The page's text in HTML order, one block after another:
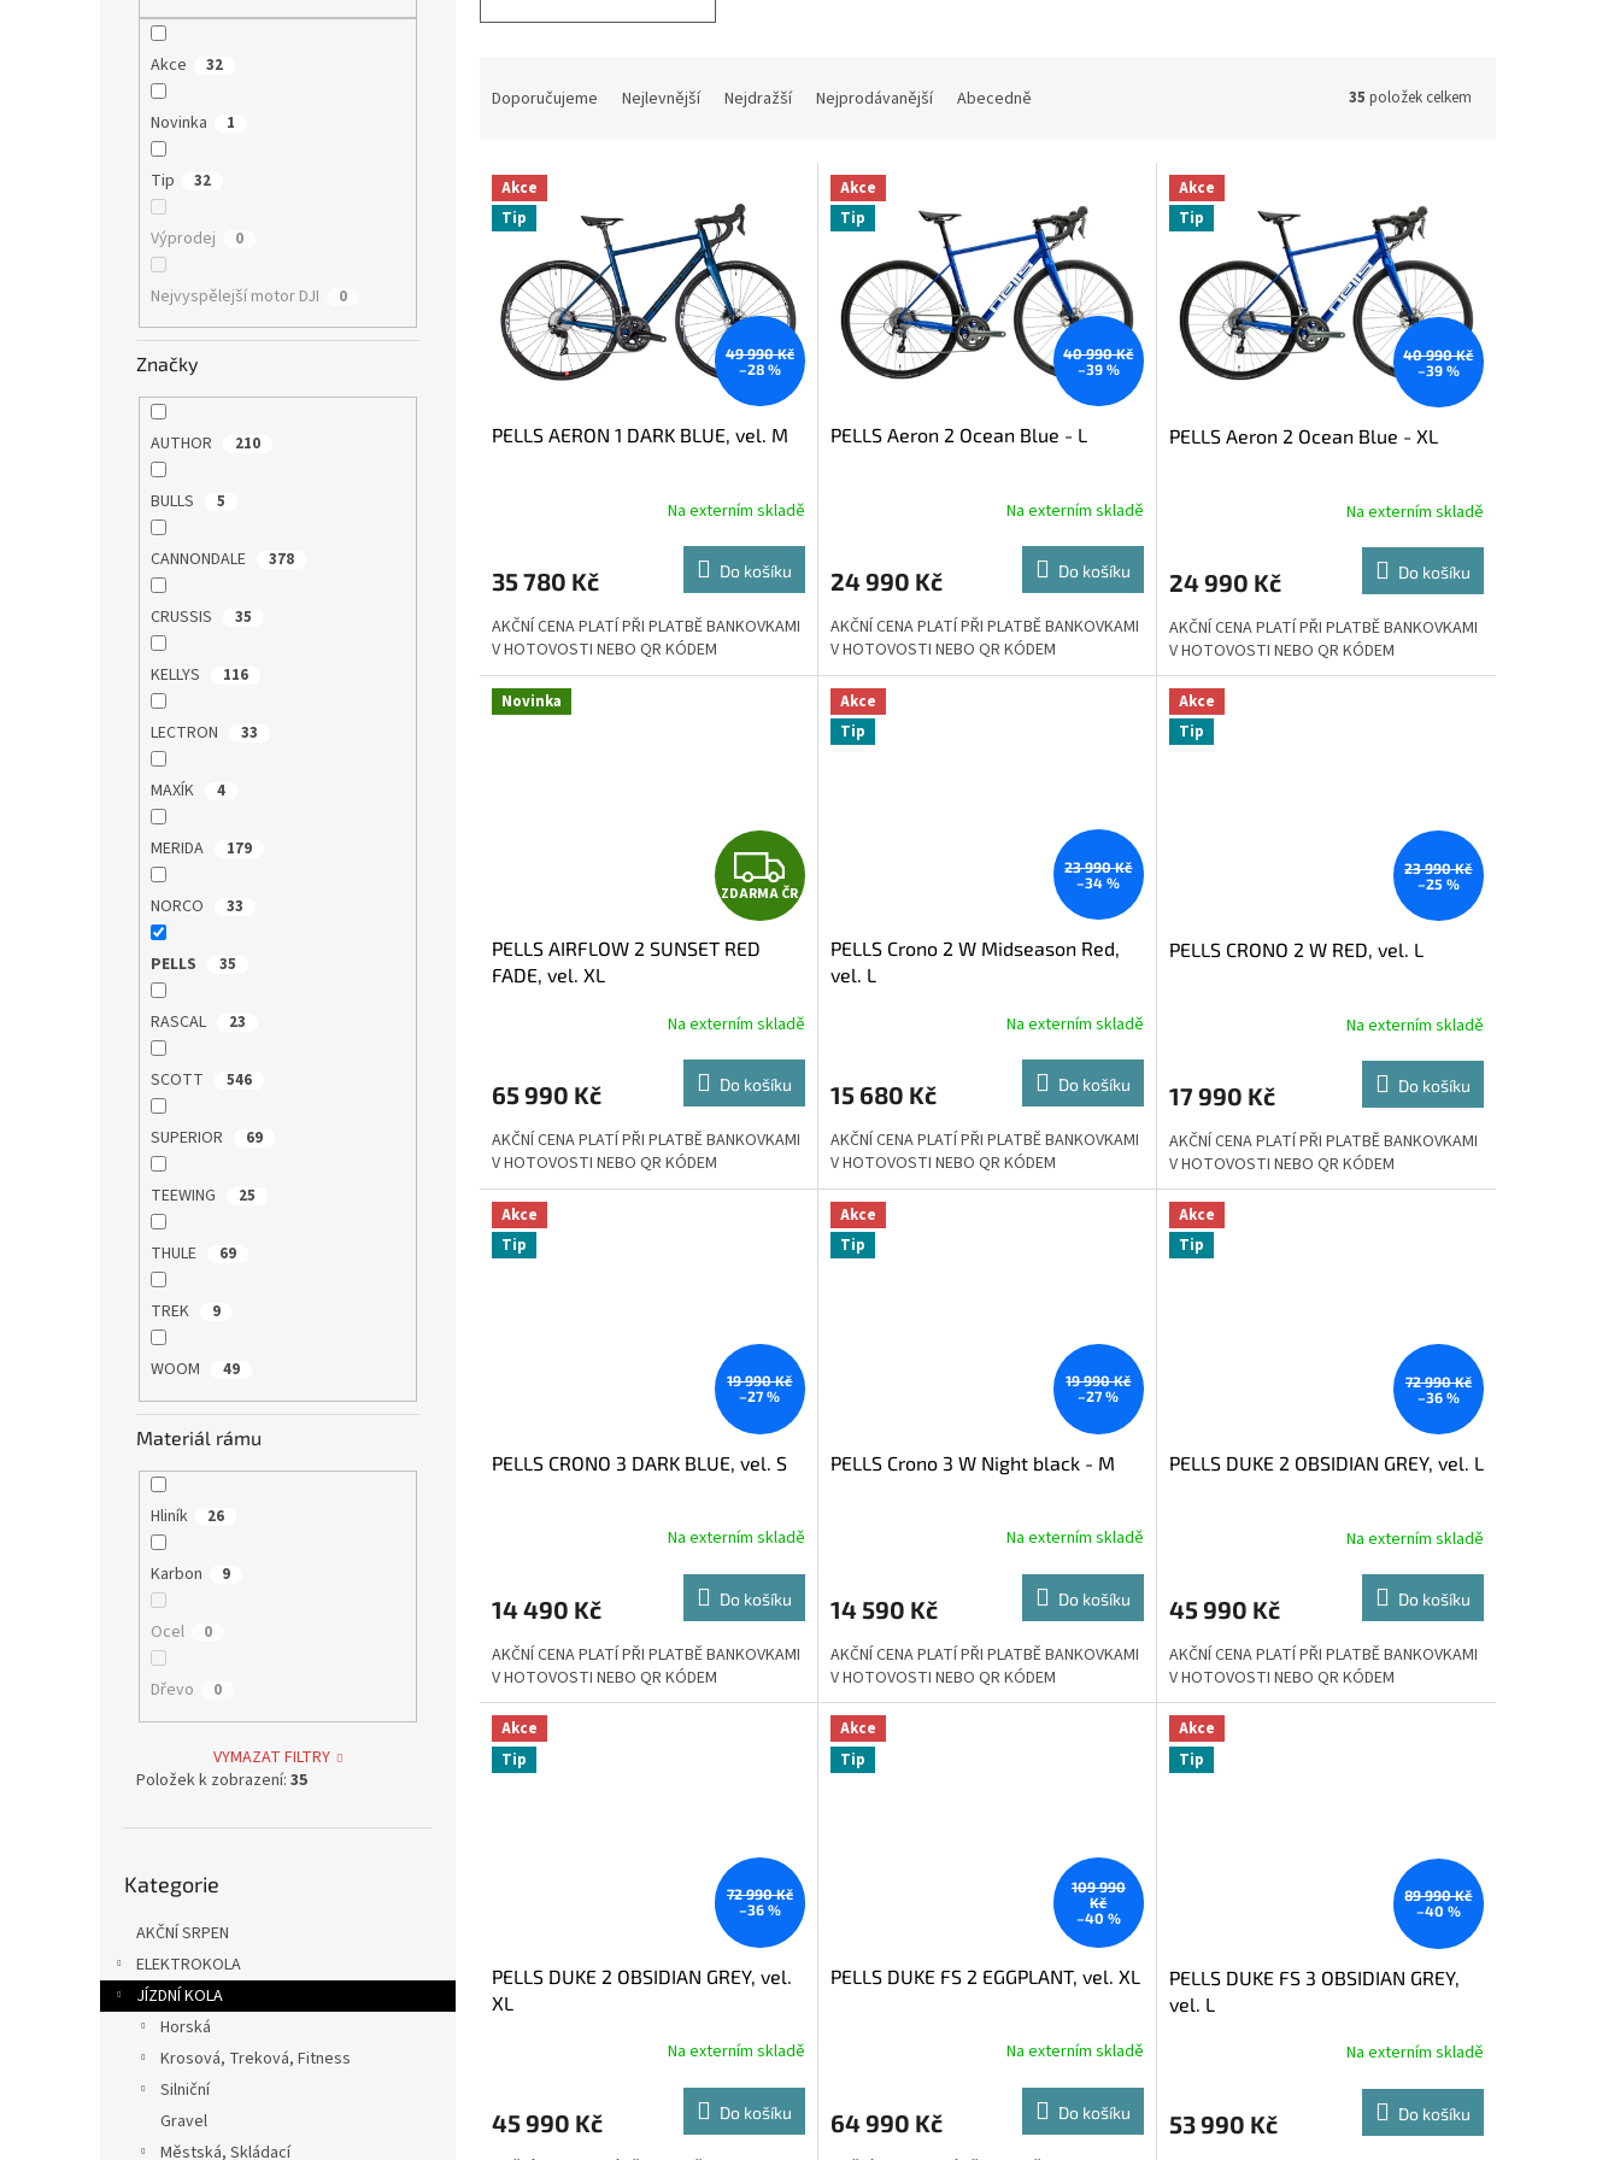
Akce 32
Novinka 1
Tip 32
Výprodej 0
Nejvyspělejší motor DJI 0
Značky
AUTHOR 210
BULLS 5
CANNONDALE 378
CRUSSIS 35
KELLYS 116
LECTRON 33
MAXÍK 4
MERIDA 179
NORCO 33
PELLS 35
RASCAL 23
SCOTT 546
SUPERIOR 69
TEEWING 25
THULE 69
TREK 9
WOOM 49
Materiál rámu
Hliník 26
Karbon 9
Ocel 0
Dřevo 0
VYMAZAT FILTRY
Položek k zobrazení: 35
kategorie
Kategorie
AKČNÍ SRPEN
ELEKTROKOLA
JÍZDNÍ KOLA
Horská
Krosová, Treková, Fitness
Silniční
Gravel
Městská, Skládací
n
p
Doporučujeme Nejlevnější Nejdražší Nejprodávanější Abecedně 35 položek celkem
V
p
Akce
Tip
49 990 Kč
–28 %
PELLS AERON 1 DARK BLUE, vel. M
Na externím skladě
35 780 Kč Do košíku
AKČNÍ CENA PLATÍ PŘI PLATBĚ BANKOVKAMI
V HOTOVOSTI NEBO QR KÓDEM
Akce
Tip
40 990 Kč
–39 %
PELLS Aeron 2 Ocean Blue - L
Na externím skladě
24 990 Kč Do košíku
AKČNÍ CENA PLATÍ PŘI PLATBĚ BANKOVKAMI
V HOTOVOSTI NEBO QR KÓDEM
Akce
Tip
40 990 Kč
–39 %
PELLS Aeron 2 Ocean Blue - XL
Na externím skladě
24 990 Kč Do košíku
AKČNÍ CENA PLATÍ PŘI PLATBĚ BANKOVKAMI
V HOTOVOSTI NEBO QR KÓDEM
Novinka
Z
D
R
M
A
ZDARMA ČR
PELLS AIRFLOW 2 SUNSET RED
FADE, vel. XL
Na externím skladě
65 990 Kč Do košíku
AKČNÍ CENA PLATÍ PŘI PLATBĚ BANKOVKAMI
V HOTOVOSTI NEBO QR KÓDEM
Akce
Tip
23 990 Kč
–34 %
PELLS Crono 2 W Midseason Red,
vel. L
Na externím skladě
15 680 Kč Do košíku
AKČNÍ CENA PLATÍ PŘI PLATBĚ BANKOVKAMI
V HOTOVOSTI NEBO QR KÓDEM
Akce
Tip
23 990 Kč
–25 %
PELLS CRONO 2 W RED, vel. L
Na externím skladě
17 990 Kč Do košíku
AKČNÍ CENA PLATÍ PŘI PLATBĚ BANKOVKAMI
V HOTOVOSTI NEBO QR KÓDEM
Akce
Tip
19 990 Kč
–27 %
PELLS CRONO 3 DARK BLUE, vel. S
Na externím skladě
14 490 Kč Do košíku
AKČNÍ CENA PLATÍ PŘI PLATBĚ BANKOVKAMI
V HOTOVOSTI NEBO QR KÓDEM
Akce
Tip
19 990 Kč
–27 %
PELLS Crono 3 W Night black - M
Na externím skladě
14 590 Kč Do košíku
AKČNÍ CENA PLATÍ PŘI PLATBĚ BANKOVKAMI
V HOTOVOSTI NEBO QR KÓDEM
Akce
Tip
72 990 Kč
–36 %
PELLS DUKE 2 OBSIDIAN GREY, vel. L
Na externím skladě
45 990 Kč Do košíku
AKČNÍ CENA PLATÍ PŘI PLATBĚ BANKOVKAMI
V HOTOVOSTI NEBO QR KÓDEM
Akce
Tip
72 990 Kč
–36 %
PELLS DUKE 2 OBSIDIAN GREY, vel.
XL
Na externím skladě
45 990 Kč Do košíku
Akce
Tip
109 990
Kč
–40 %
PELLS DUKE FS 2 EGGPLANT, vel. XL
Na externím skladě
64 990 Kč Do košíku
Akce
Tip
89 990 Kč
–40 %
PELLS DUKE FS 3 OBSIDIAN GREY,
vel. L
Na externím skladě
53 990 Kč Do košíku